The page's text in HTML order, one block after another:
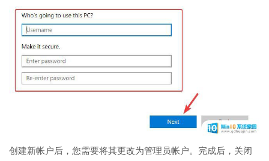
创建新帐户后，您需要将其更改为管理员帐户。完成后，关闭